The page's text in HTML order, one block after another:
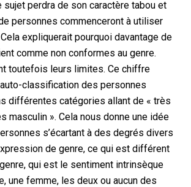
sujet perdra de son caractère tabou et
personnes commenceront à utiliser
expliquerait pourquoi davantage de
comme non conformes au genre.
toutefois leurs limites. Ce chiffre
classification des personnes
différentes catégories allant de « très
masculin ». Cela nous donne une idée
s’écartant à des degrés divers
de genre, ce qui est différent
qui est le sentiment intrinsèque
une femme, les deux ou aucun des